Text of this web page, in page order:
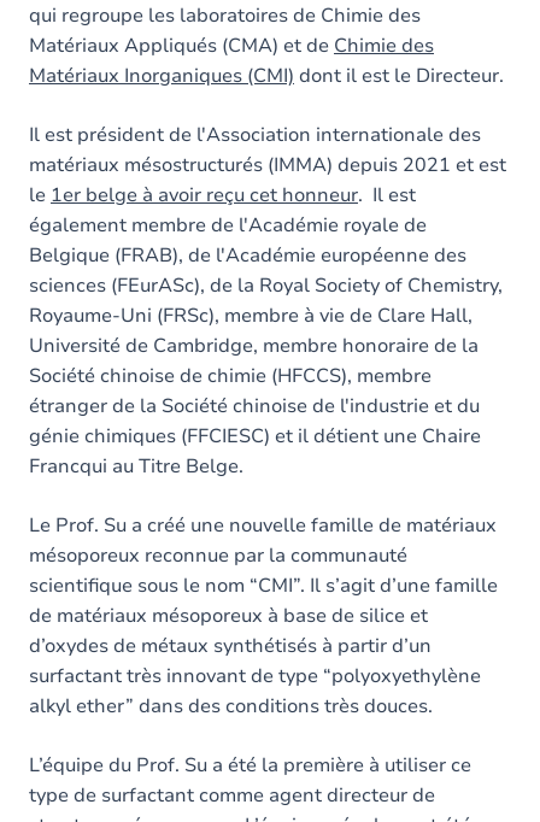
qui regroupe les laboratoires de Chimie des
Matériaux Appliqués (CMA) et de Chimie des
Matériaux Inorganiques (CMI) dont il est le Directeur.
Il est président de l'Association internationale des
matériaux mésostructurés (IMMA) depuis 2021 et est
le 1er belge à avoir reçu cet honneur. Il est
également membre de l'Académie royale de
Belgique (FRAB), de l'Académie européenne des
sciences (FEurASc), de la Royal Society of Chemistry,
Royaume-Uni (FRSc), membre à vie de Clare Hall,
Université de Cambridge, membre honoraire de la
Société chinoise de chimie (HFCCS), membre
étranger de la Société chinoise de l'industrie et du
génie chimiques (FFCIESC) et il détient une Chaire
Francqui au Titre Belge.
Le Prof. Su a créé une nouvelle famille de matériaux
mésoporeux reconnue par la communauté
scientifique sous le nom “CMI”. Il s’agit d’une famille
de matériaux mésoporeux à base de silice et
d’oxydes de métaux synthétisés à partir d’un
surfactant très innovant de type “polyoxyethylène
alkyl ether” dans des conditions très douces.
L’équipe du Prof. Su a été la première à utiliser ce
type de surfactant comme agent directeur de